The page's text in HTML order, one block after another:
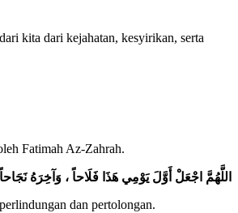
kita dari kejahatan, kesyirikan, serta
Fatimah Az-Zahrah.
اللَّهُمَّ اجْعَلْ أَوَّلَ يَوْمِي هَذَا فَلَاحاً ، وَآخِرَهُ
dan pertolongan.